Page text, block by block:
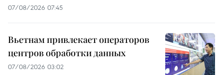
07/08/2026 07:45
Вьетнам привлекает операторов
центров обработки данных
07/08/2026 03:02